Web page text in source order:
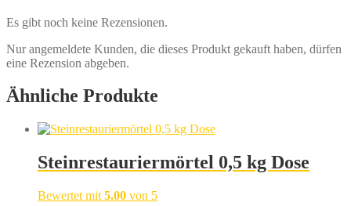
Es gibt noch keine Rezensionen.
Nur angemeldete Kunden, die dieses Produkt gekauft haben, dürfen
eine Rezension abgeben.
Ähnliche Produkte
Steinrestauriermörtel 0,5 kg Dose
Bewertet mit 5.00 von 5